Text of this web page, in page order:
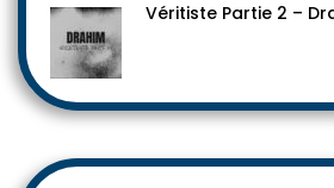
Véritiste Partie 2 –